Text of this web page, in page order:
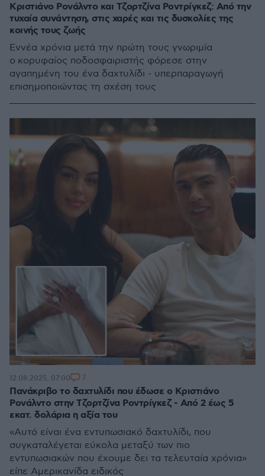
Κριστιάνο Ρονάλντο και Τζορτζίνα Ροντρίγκεζ: Από την
τυχαία συνάντηση, στις χαρές και τις δυσκολίες της
κοινής τους ζωής
Εννέα χρόνια μετά την πρώτη τους γνωριμία
ο κορυφαίος ποδοσφαιριστής φόρεσε στην
αγαπημένη του ένα δαχτυλίδι - υπερπαραγωγή
επισημοποιώντας τη σχέση τους
Πανάκριβο το δαχτυλίδι που έδωσε ο Κριστιάνο
Ρονάλντο στην Τζορτζίνα Ροντρίγκεζ - Από 2 έως 5
εκατ. δολάρια η αξία του
«Αυτό είναι ένα εντυπωσιακό δαχτυλίδι, που
συγκαταλέγεται εύκολα μεταξύ των πιο
εντυπωσιακών που έχουμε δει τα τελευταία χρόνια»
είπε Αμερικανίδα ειδικός
12.08.2025, 07:00 7